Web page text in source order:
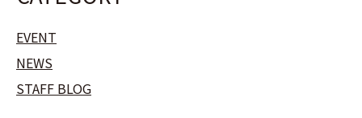
EVENT
NEWS
STAFF BLOG